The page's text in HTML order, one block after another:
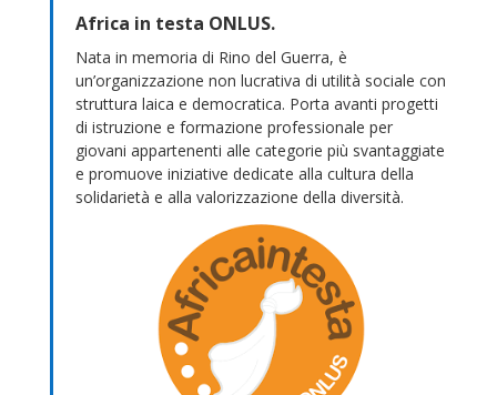
Africa in testa ONLUS.
Nata in memoria di Rino del Guerra, è
un’organizzazione non lucrativa di utilità sociale con
struttura laica e democratica. Porta avanti progetti
di istruzione e formazione professionale per
giovani appartenenti alle categorie più svantaggiate
e promuove iniziative dedicate alla cultura della
solidarietà e alla valorizzazione della diversità.